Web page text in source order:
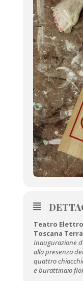
Teatro
Toscana
Inaugurazione
alla presenza
quattro
e burattinaio